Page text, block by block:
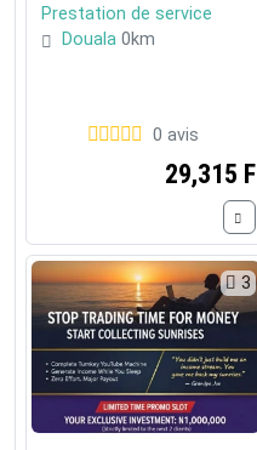
Prestation de service
Douala 0km
0 avis
29,315 F
3